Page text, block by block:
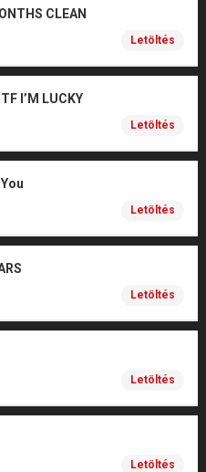
CLEAN
Letöltés
I’M LUCKY
Letöltés
Letöltés
Letöltés
Letöltés
Letöltés